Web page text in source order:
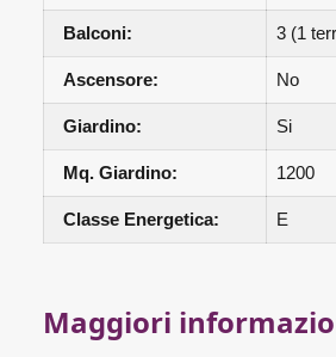
Balconi: 3 (1
Ascensore: No
Giardino: Si
Mq. Giardino: 1200
Classe Energetica: E
Maggiori